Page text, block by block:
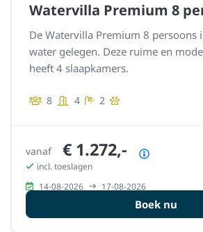
Watervilla Premium 8
De Watervilla Premium 8 persoons
water gelegen. Deze ruime en
heeft 4 slaapkamers.
8 4 2
vanaf € 1.272,-
incl. toeslagen
14-08-2026
17-08-2026
Boek nu